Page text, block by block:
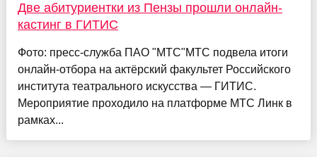
Две абитуриентки из Пензы прошли онлайн-
кастинг в ГИТИС
Фото: пресс-служба ПАО "МТС"МТС подвела итоги
онлайн-отбора на актёрский факультет Российского
института театрального искусства — ГИТИС.
Мероприятие проходило на платформе МТС Линк в
рамках...